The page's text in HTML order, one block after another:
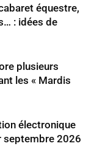
équestre,
: idées de
plusieurs
les « Mardis
électronique
septembre 2026